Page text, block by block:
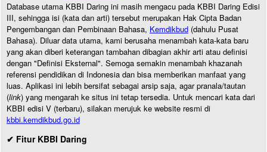
Database utama KBBI Daring ini masih mengacu pada KBBI Daring Edisi
III, sehingga isi (kata dan arti) tersebut merupakan Hak Cipta Badan
Pengembangan dan Pembinaan Bahasa, Kemdikbud (dahulu Pusat
Bahasa). Diluar data utama, kami berusaha menambah kata-kata baru
yang akan diberi keterangan tambahan dibagian akhir arti atau definisi
dengan "Definisi Eksternal". Semoga semakin menambah khazanah
referensi pendidikan di Indonesia dan bisa memberikan manfaat yang
luas. Aplikasi ini lebih bersifat sebagai arsip saja, agar pranala/tautan
(link) yang mengarah ke situs ini tetap tersedia. Untuk mencari kata dari
KBBI edisi V (terbaru), silakan merujuk ke website resmi di
kbbi.kemdikbud.go.id
✔ Fitur KBBI Daring